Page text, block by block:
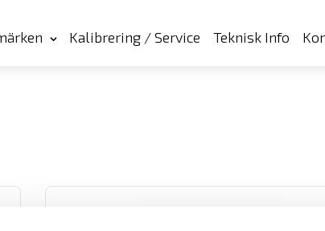
Kalibrering / Service Teknisk Info